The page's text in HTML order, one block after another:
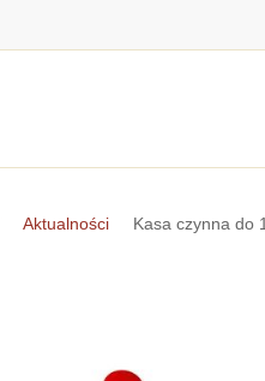
Aktualności Kasa czynna do